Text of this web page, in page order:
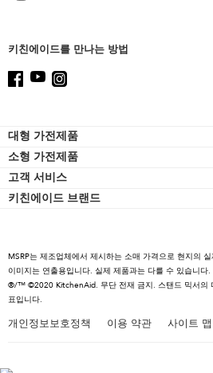
키친에이드를 만나는 방법
Footer
대형 가전제품
인덕션
오븐
냉장고
후드와 환기구
셰프 터치
스페셜 제품
소형 가전제품
스탠드 믹서
스탠드 믹서 어태치먼트
핸드 블렌더
푸드 프로세서
커피 컬렉션
전기 주전자
고객 서비스
고객 자료실
키친에이드 브랜드
리콜규정
MSRP는 제조업체에서 제시하는 소매 가격으로 현지의
이미지는 연출용입니다. 실제 제품과는 다를 수 있습니다.
®/™ ©2020 KitchenAid. 무단 전재 금지. 스탠드 믹서의
표입니다.
개인정보보호정책 이용 약관 사이트 맵